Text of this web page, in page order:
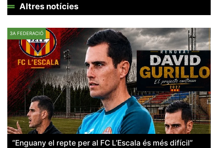
Altres notícies
3A FEDERACIÓ
“Enguany el repte per al FC L’Escala és més difícil”